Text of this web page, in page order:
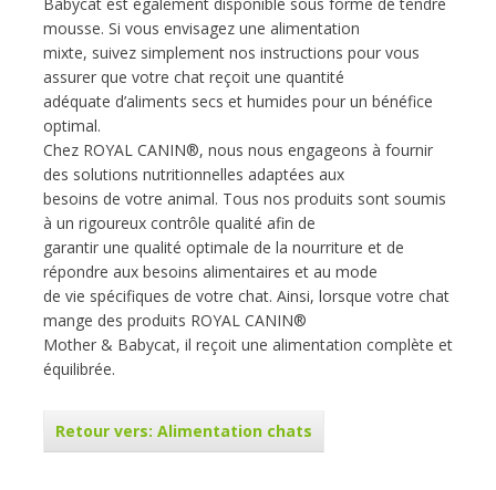
Babycat est également disponible sous forme de tendre
mousse. Si vous envisagez une alimentation
mixte, suivez simplement nos instructions pour vous
assurer que votre chat reçoit une quantité
adéquate d’aliments secs et humides pour un bénéfice
optimal.
Chez ROYAL CANIN®, nous nous engageons à fournir
des solutions nutritionnelles adaptées aux
besoins de votre animal. Tous nos produits sont soumis
à un rigoureux contrôle qualité afin de
garantir une qualité optimale de la nourriture et de
répondre aux besoins alimentaires et au mode
de vie spécifiques de votre chat. Ainsi, lorsque votre chat
mange des produits ROYAL CANIN®
Mother & Babycat, il reçoit une alimentation complète et
équilibrée.
Retour vers: Alimentation chats